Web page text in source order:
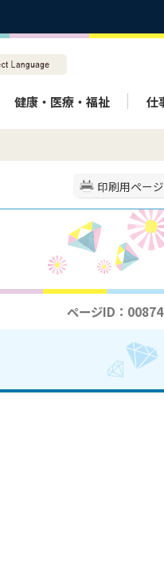
健康・医療・福祉 仕
印刷用ページ
ページID：